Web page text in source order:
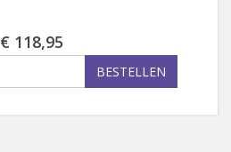
€ 118,95
BESTELLEN